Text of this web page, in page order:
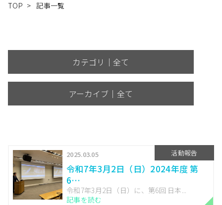
TOP > 記事一覧
カテゴリ｜全て
アーカイブ｜全て
活動報告
2025.03.05
令和7年3月2日（日）2024年度 第
6…
令和7年3月2日（日）に、第6回 日本...
記事を読む